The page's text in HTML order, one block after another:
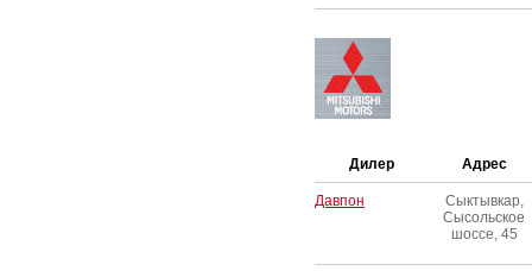
Дилер Адрес
Давпон
Сыктывкар,
Сысольское
шоссе, 45